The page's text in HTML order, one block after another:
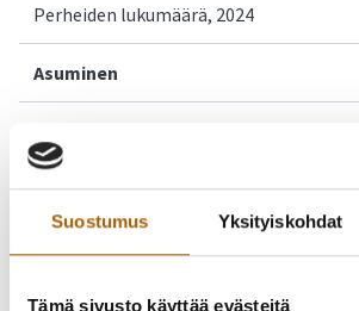
Suostumus Yksityiskohdat
Tämä sivusto käyttää evästeitä
Perheiden lukumäärä, 2024
Asuminen
Rivi- ja pientaloissa asuvien
osuus, %, 2024
osuus, %, 2024